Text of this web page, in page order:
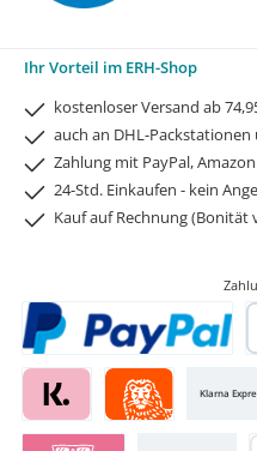
Ihr Vorteil im ERH-Shop
kostenloser Versand ab
auch an DHL-
Zahlung mit PayPal,
24-Std. Einkaufen - kein
Kauf auf Rechnung (Bonität
Klarna